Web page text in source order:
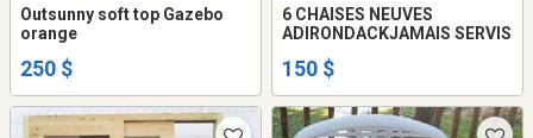
Outsunny soft top Gazebo
orange
250 $
6 CHAISES NEUVES
ADIRONDACKJAMAIS SERVIS
150 $